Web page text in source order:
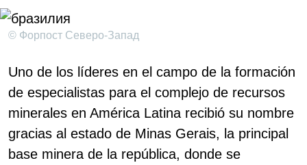
© Форпост Северо-Запад
Uno de los líderes en el campo de la formación
de especialistas para el complejo de recursos
minerales en América Latina recibió su nombre
gracias al estado de Minas Gerais, la principal
base minera de la república, donde se